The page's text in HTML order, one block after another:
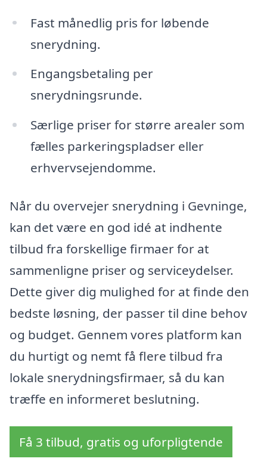
Fast månedlig pris for løbende
snerydning.
Engangsbetaling per
snerydningsrunde.
Særlige priser for større arealer som
fælles parkeringspladser eller
erhvervsejendomme.
Når du overvejer snerydning i Gevninge,
kan det være en god idé at indhente
tilbud fra forskellige firmaer for at
sammenligne priser og serviceydelser.
Dette giver dig mulighed for at finde den
bedste løsning, der passer til dine behov
og budget. Gennem vores platform kan
du hurtigt og nemt få flere tilbud fra
lokale snerydningsfirmaer, så du kan
træffe en informeret beslutning.
Få 3 tilbud, gratis og uforpligtende